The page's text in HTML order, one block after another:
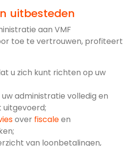
uitbesteden
aan VMF
toe te vertrouwen, profiteert
u zich kunt richten op uw
administratie volledig en
over fiscaleen
van loonbetalingen,